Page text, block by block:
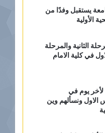
يستقبل وفدًا من
الأولية
الثانية والمرحلة
في كلية الامام
يوم في
الاول ونسألهم وين